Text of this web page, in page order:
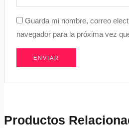
Guarda mi nombre, correo
navegador para la próxima vez
Productos